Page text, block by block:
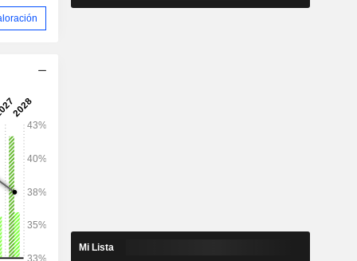
2028
49.841
Mi Lista